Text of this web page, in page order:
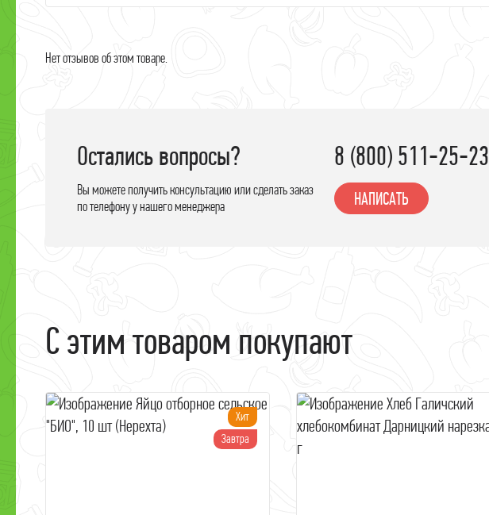
Нет отзывов об этом товаре.
Остались вопросы?
Вы можете получить консультацию или сделать заказ
по телефону у нашего менеджера
8 (800) 511-25-23
НАПИСАТЬ
С этим товаром покупают
Хит
Завтра